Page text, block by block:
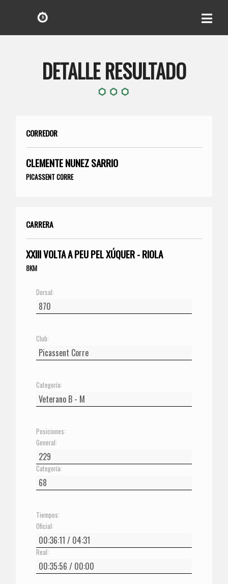
DETALLE RESULTADO
CORREDOR
CLEMENTE NUNEZ SARRIO
PICASSENT CORRE
CARRERA
XXIII VOLTA A PEU PEL XÚQUER - RIOLA
8KM
Dorsal:
Club:
Categoría:
Posiciones:
General:
Categoría:
Tiempos:
Oficial:
Real: